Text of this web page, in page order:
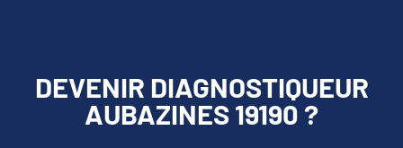
DEVENIR DIAGNOSTIQUEUR
AUBAZINES 19190 ?